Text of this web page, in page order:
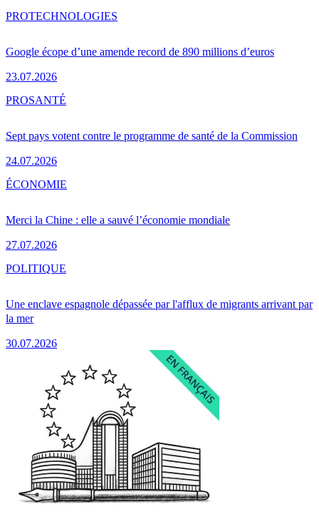
Google écope d’une amende record de 890 millions d’euros
23.07.2026
PROTECHNOLOGIES
Sept pays votent contre le programme de santé de la Commission
24.07.2026
PROSANTÉ
Merci la Chine : elle a sauvé l’économie mondiale
27.07.2026
ÉCONOMIE
Une enclave espagnole dépassée par l'afflux de migrants arrivant par
la mer
30.07.2026
POLITIQUE